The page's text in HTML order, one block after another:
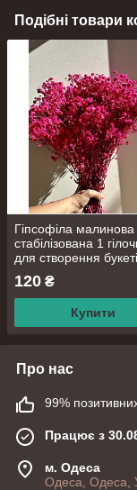
Подібні товари
Гіпсофіла малинова
стабілізована 1
для створення
предметної зйомки
120 ₴
Купити
Про нас
99% позитивних
Працює з
м. Одеса
Одеса, Одеса,